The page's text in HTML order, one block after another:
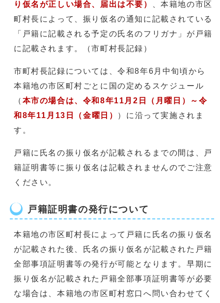
り仮名が正しい場合、届出は不要）
、本籍地の市区
町村長によって、振り仮名の通知に記載されている
「戸籍に記載される予定の氏名のフリガナ」が戸籍
に記載されます。（市町村長記録）
市町村長記録については、令和8年6月中旬頃から
本籍地の市区町村ごとに国の定めるスケジュール
（ 本市の場合は、令和8年11月2日（月曜日）～令
和8年11月13日（金曜日） ）に沿って実施されま
す。
戸籍に氏名の振り仮名が記載されるまでの間は、戸
籍証明書等に振り仮名は記載されませんのでご注意
ください。
戸籍証明書の発行について
本籍地の市区町村長によって戸籍に氏名の振り仮名
が記載された後、氏名の振り仮名が記載された戸籍
全部事項証明書等の発行が可能となります。早期に
振り仮名が記載された戸籍全部事項証明書等が必要
な場合は、本籍地の市区町村窓口へ問い合わせてく